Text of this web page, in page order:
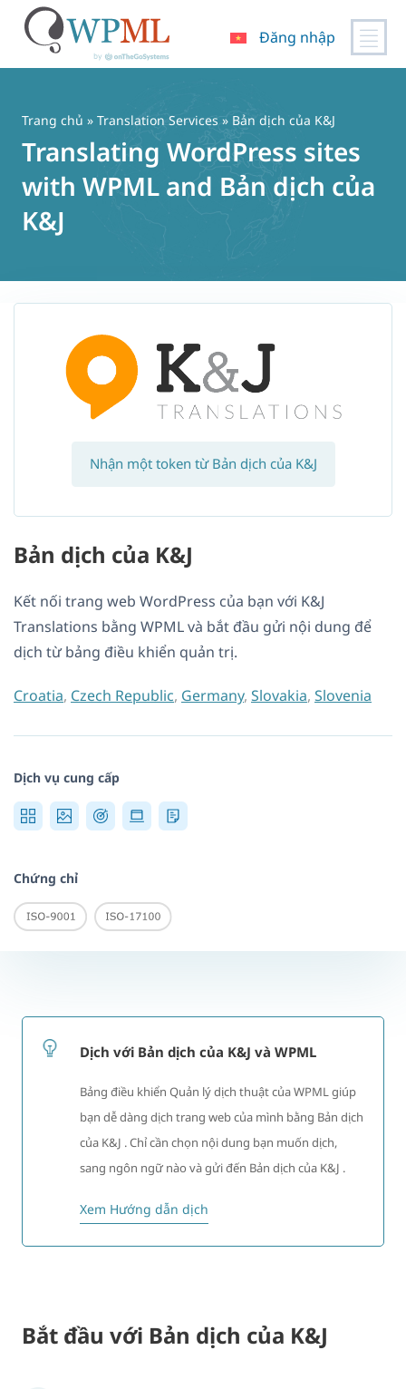
Đăng nhập
Trang chủ » Translation Services » Bản dịch của K&J
Translating WordPress sites
with WPML and Bản dịch của
K&J
Nhận một token từ Bản dịch của K&J
Bản dịch của K&J
Kết nối trang web WordPress của bạn với K&J
Translations bằng WPML và bắt đầu gửi nội dung để
dịch từ bảng điều khiển quản trị.
Croatia, Czech Republic, Germany, Slovakia, Slovenia
Dịch vụ cung cấp
Chứng chỉ
Dịch với Bản dịch của K&J và WPML
Bảng điều khiển Quản lý dịch thuật của WPML giúp
bạn dễ dàng dịch trang web của mình bằng Bản dịch
của K&J . Chỉ cần chọn nội dung bạn muốn dịch,
sang ngôn ngữ nào và gửi đến Bản dịch của K&J .
Xem Hướng dẫn dịch
Bắt đầu với Bản dịch của K&J